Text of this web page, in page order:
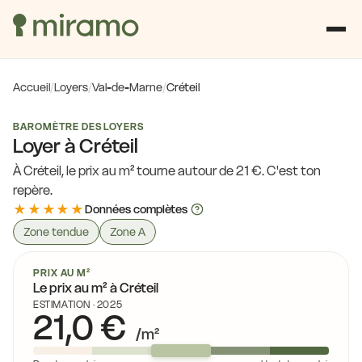
Accueil/Loyers/Val-de-Marne/Créteil
BAROMÈTRE DES LOYERS
Loyer à Créteil
À Créteil, le prix au m² tourne autour de 21 €. C'est ton
repère.
★★★★★Données complètes
Zone tendue
Zone A
PRIX AU M²
Le prix au m² à Créteil
ESTIMATION · 2025
21,0 € /m²